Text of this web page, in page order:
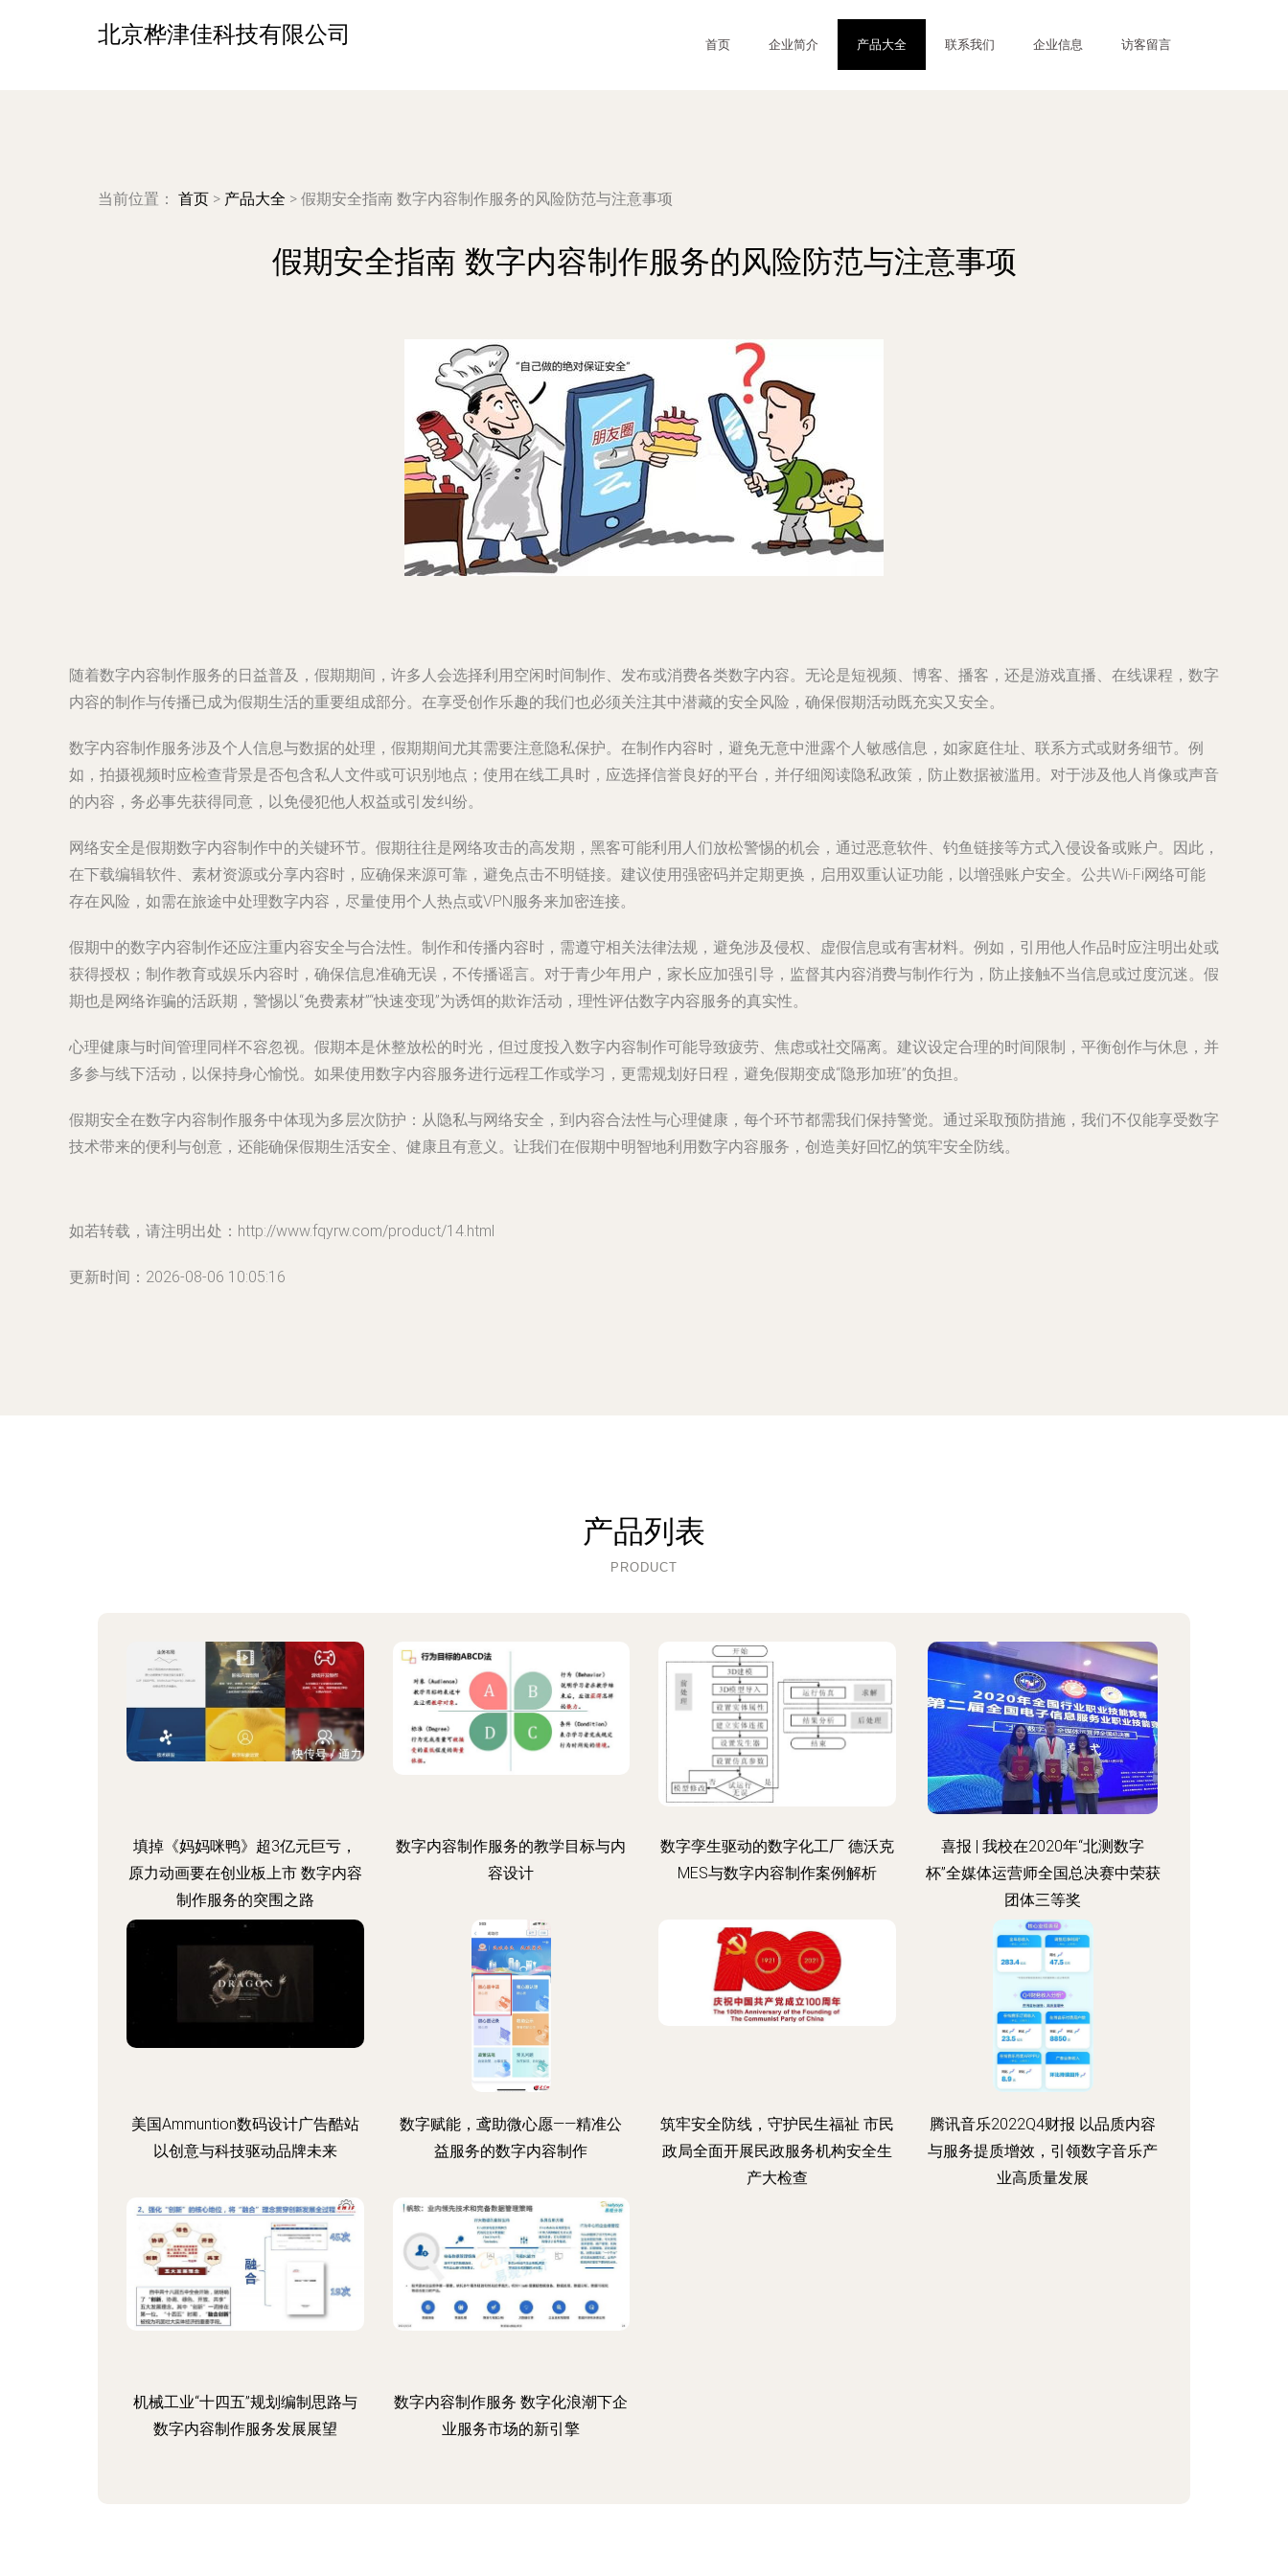
北京桦津佳科技有限公司 首页 企业简介 产品大全 联系我们 企业信息 访客留言
当前位置： 首页 > 产品大全 > 假期安全指南 数字内容制作服务的风险防范与注意事项
假期安全指南 数字内容制作服务的风险防范与注意事项
随着数字内容制作服务的日益普及，假期期间，许多人会选择利用空闲时间制作、发布或消费各类数字内容。无论是短视频、博客、播客，还是游戏直播、在线课程，数字
内容的制作与传播已成为假期生活的重要组成部分。在享受创作乐趣的我们也必须关注其中潜藏的安全风险，确保假期活动既充实又安全。
数字内容制作服务涉及个人信息与数据的处理，假期期间尤其需要注意隐私保护。在制作内容时，避免无意中泄露个人敏感信息，如家庭住址、联系方式或财务细节。例
如，拍摄视频时应检查背景是否包含私人文件或可识别地点；使用在线工具时，应选择信誉良好的平台，并仔细阅读隐私政策，防止数据被滥用。对于涉及他人肖像或声音
的内容，务必事先获得同意，以免侵犯他人权益或引发纠纷。
网络安全是假期数字内容制作中的关键环节。假期往往是网络攻击的高发期，黑客可能利用人们放松警惕的机会，通过恶意软件、钓鱼链接等方式入侵设备或账户。因此，
在下载编辑软件、素材资源或分享内容时，应确保来源可靠，避免点击不明链接。建议使用强密码并定期更换，启用双重认证功能，以增强账户安全。公共Wi-Fi网络可能
存在风险，如需在旅途中处理数字内容，尽量使用个人热点或VPN服务来加密连接。
假期中的数字内容制作还应注重内容安全与合法性。制作和传播内容时，需遵守相关法律法规，避免涉及侵权、虚假信息或有害材料。例如，引用他人作品时应注明出处或
获得授权；制作教育或娱乐内容时，确保信息准确无误，不传播谣言。对于青少年用户，家长应加强引导，监督其内容消费与制作行为，防止接触不当信息或过度沉迷。假
期也是网络诈骗的活跃期，警惕以“免费素材”“快速变现”为诱饵的欺诈活动，理性评估数字内容服务的真实性。
心理健康与时间管理同样不容忽视。假期本是休整放松的时光，但过度投入数字内容制作可能导致疲劳、焦虑或社交隔离。建议设定合理的时间限制，平衡创作与休息，并
多参与线下活动，以保持身心愉悦。如果使用数字内容服务进行远程工作或学习，更需规划好日程，避免假期变成“隐形加班”的负担。
假期安全在数字内容制作服务中体现为多层次防护：从隐私与网络安全，到内容合法性与心理健康，每个环节都需我们保持警觉。通过采取预防措施，我们不仅能享受数字
技术带来的便利与创意，还能确保假期生活安全、健康且有意义。让我们在假期中明智地利用数字内容服务，创造美好回忆的筑牢安全防线。
如若转载，请注明出处：http://www.fqyrw.com/product/14.html
更新时间：2026-08-06 10:05:16
产品列表
PRODUCT
填掉《妈妈咪鸭》超3亿元巨亏，
原力动画要在创业板上市 数字内容
制作服务的突围之路
数字内容制作服务的教学目标与内
容设计
数字孪生驱动的数字化工厂 德沃克
MES与数字内容制作案例解析
喜报 | 我校在2020年“北测数字
杯”全媒体运营师全国总决赛中荣获
团体三等奖
美国Ammuntion数码设计广告酷站
以创意与科技驱动品牌未来
数字赋能，鸢助微心愿——精准公
益服务的数字内容制作
筑牢安全防线，守护民生福祉 市民
政局全面开展民政服务机构安全生
产大检查
腾讯音乐2022Q4财报 以品质内容
与服务提质增效，引领数字音乐产
业高质量发展
机械工业“十四五”规划编制思路与
数字内容制作服务发展展望
数字内容制作服务 数字化浪潮下企
业服务市场的新引擎